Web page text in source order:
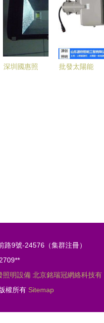
指南 一站
式照明設備
采購平臺
光燈 工業
照明的高效
安全解決方
案
深圳國惠照
批發太陽能
9號-24576（集群注冊）
照明設備 北京銘瑞冠網絡科技有
權所有 Sitemap